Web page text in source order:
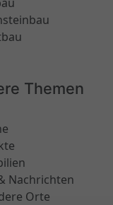
Themen
Nachrichten
Orte